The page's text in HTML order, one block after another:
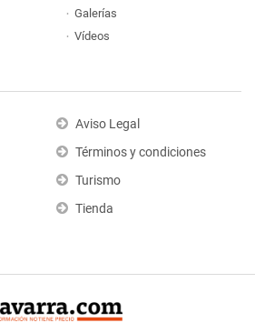
Galerías
Vídeos
Aviso Legal
Términos y condiciones
Turismo
Tienda